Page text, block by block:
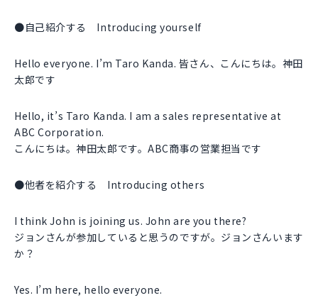
●自己紹介する Introducing yourself
Hello everyone. I’m Taro Kanda. 皆さん、こんにちは。神田
太郎です
Hello, it’s Taro Kanda. I am a sales representative at
ABC Corporation.
こんにちは。神田太郎です。ABC商事の営業担当です
●他者を紹介する Introducing others
I think John is joining us. John are you there?
ジョンさんが参加していると思うのですが。ジョンさんいます
か？
Yes. I’m here, hello everyone.